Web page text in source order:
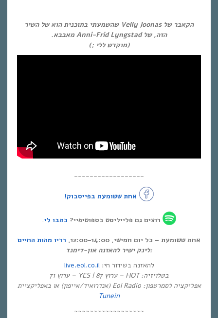
הקאבר של Velly Joonas שהשמעתי בתוכנית הוא של השיר
הזה, של Anni-Frid Lyngstad מאבבא.
(מוקדש ללי ;)
~~~~~~~~~~~~~~~~~~
אחת ששומעת בפייסבוק!
רוצים גם פלייליסט בספוטיפיי? כתבו לי.
אחת ששומעת – כל יום חמישי, 12:00-14:00,
רדיו מהות החיים
לינק ישיר להאזנה און-דימנד:
להאזנה בשידור חי: live.eol.co.il
בטלויזיה: HOT – ערוץ 87 | YES – ערוץ 71
אפליקציה לסמרטפון: Eol Radio (אנדרואיד/אייפון) או באפליקציית
Tunein
~~~~~~~~~~~~~~~~~~